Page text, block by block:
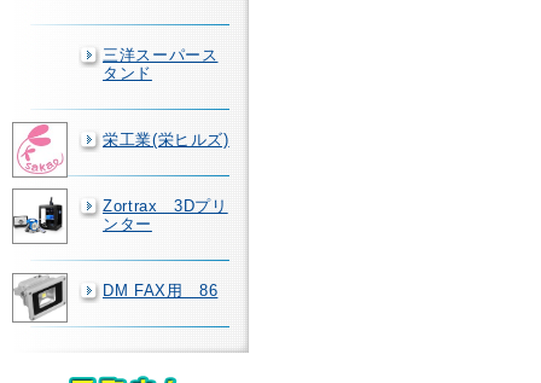
三洋スーパース
タンド
栄工業(栄ヒルズ)
Zortrax 3Dプリ
ンター
DM FAX用 86